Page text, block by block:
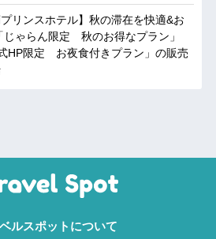
プリンスホテル】秋の滞在を快適&お
じゃらん限定 秋のお得なプラン」
HP限定 お夜食付きプラン」の販売
ベルスポットについて